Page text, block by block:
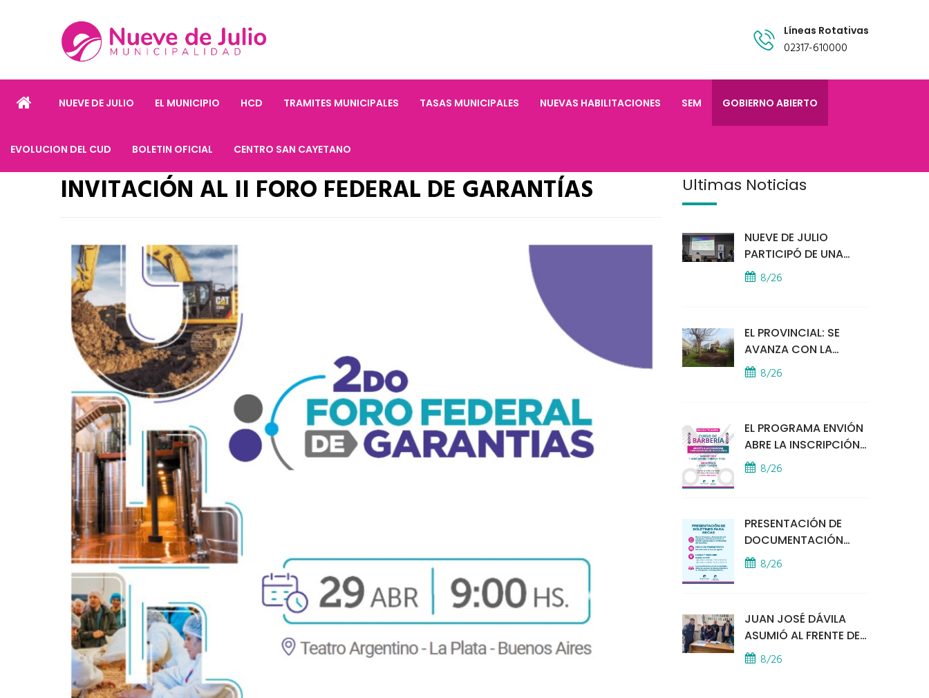
Líneas Rotativas
02317-610000
NUEVE DE JULIO EL MUNICIPIO HCD TRAMITES MUNICIPALES TASAS MUNICIPALES NUEVAS HABILITACIONES SEM GOBIERNO ABIERTO
EVOLUCION DEL CUD BOLETIN OFICIAL CENTRO SAN CAYETANO
INVITACIÓN AL II FORO FEDERAL DE GARANTÍAS Últimas Noticias
NUEVE DE JULIO
PARTICIPÓ DE UNA
IMPORTANTE
CAPACITACIÓN
8/26
EL PROVINCIAL: SE
AVANZA CON LA
INSTALACIÓN DEL
MÓDULO POLICIAL
8/26
EL PROGRAMA ENVIÓN
ABRE LA INSCRIPCIÓN
A UN CURSO DE
BARBERÍA
8/26
PRESENTACIÓN DE
DOCUMENTACIÓN
PARA BECAS
EDUCATIVAS
8/26
JUAN JOSÉ DÁVILA
ASUMIÓ AL FRENTE DE
LA POLICÍA COMUNAL
8/26